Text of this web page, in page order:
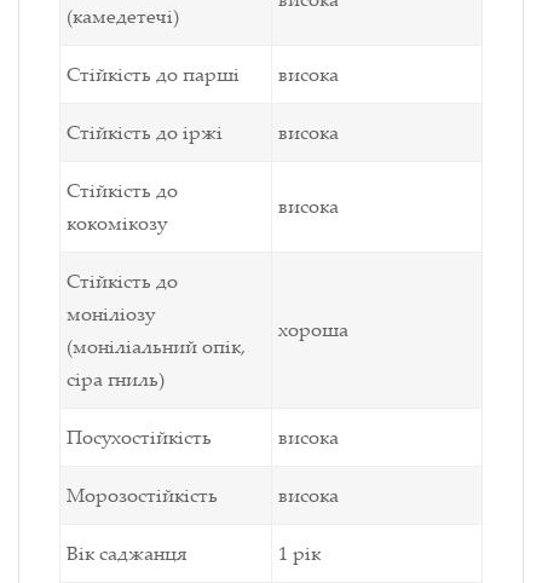
(камедетечі)
Стійкість до парші висока
Стійкість до іржі висока
Стійкість до
кокомікозу
висока
Стійкість до
моніліозу
(моніліальний опік,
сіра гниль)
хороша
Посухостійкість висока
Морозостійкість висока
Вік саджанця 1 рік